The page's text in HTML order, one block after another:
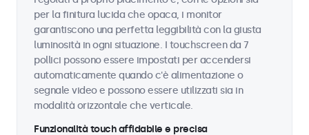
per la finitura lucida che opaca, i monitor
garantiscono una perfetta leggibilità con la giusta
luminosità in ogni situazione. I touchscreen da 7
pollici possono essere impostati per accendersi
automaticamente quando c'è alimentazione o
segnale video e possono essere utilizzati sia in
modalità orizzontale che verticale.
Funzionalità touch affidabile e precisa